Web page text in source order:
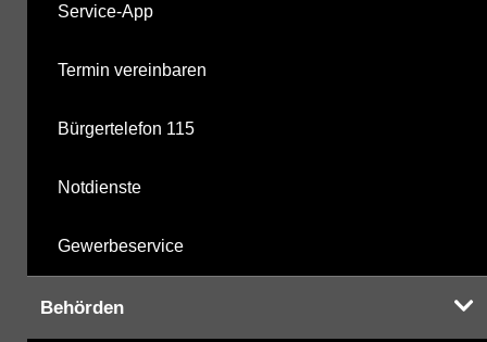
Service-App
Termin vereinbaren
Bürgertelefon 115
Notdienste
Gewerbeservice
Behörden